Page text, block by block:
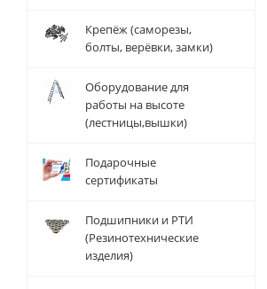
Крепёж (саморезы,
болты, верёвки, замки)
Оборудование для
работы на высоте
(лестницы,вышки)
Подарочные
сертификаты
Подшипники и РТИ
(Резинотехнические
изделия)